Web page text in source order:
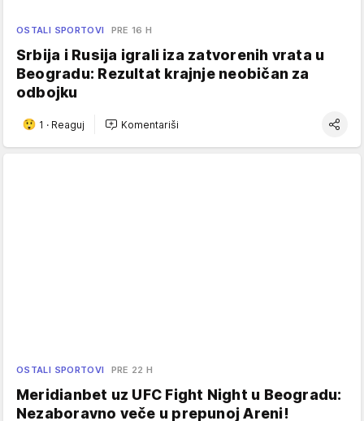
OSTALI SPORTOVI PRE 16 H
Srbija i Rusija igrali iza zatvorenih vrata u
Beogradu: Rezultat krajnje neobičan za
odbojku
1 · Reaguj Komentariši
OSTALI SPORTOVI PRE 22 H
Meridianbet uz UFC Fight Night u Beogradu:
Nezaboravno veče u prepunoj Areni!